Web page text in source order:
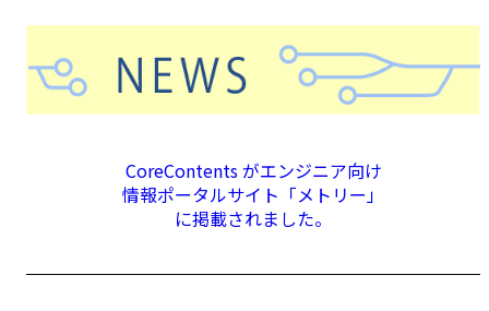
CoreContents がエンジニア向け
情報ポータルサイト「メトリー」
に掲載されました。